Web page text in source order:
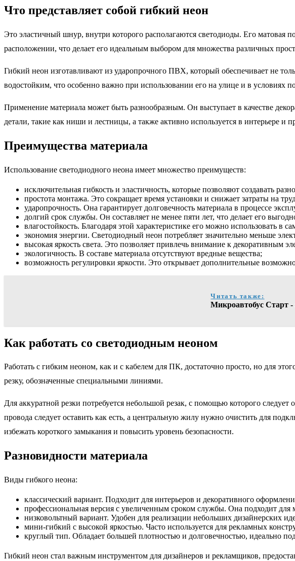
Что представляет собой гибкий неон
Это эластичный шнур, внутри которого располагаются светодиоды. Его матовая
расположении, что делает его идеальным выбором для множества различных
Гибкий неон изготавливают из ударопрочного ПВХ, который обеспечивает не
водостойким, что особенно важно при использовании его на улице и в условиях
Применение материала может быть разнообразным. Он выступает в качестве
детали, такие как ниши и лестницы, а также активно используется в интерьере и
Преимущества материала
Использование светодиодного неона имеет множество преимуществ:
исключительная гибкость и эластичность, которые позволяют создавать
простота монтажа. Это сокращает время установки и снижает затраты на
ударопрочность. Она гарантирует долговечность материала в процессе
долгий срок службы. Он составляет не менее пяти лет, что делает его
влагостойкость. Благодаря этой характеристике его можно использовать в
экономия энергии. Светодиодный неон потребляет значительно меньше
высокая яркость света. Это позволяет привлечь внимание к декоративным
экологичность. В составе материала отсутствуют вредные вещества;
возможность регулировки яркости. Это открывает дополнительные
Читать также:
Микроавтобус Старт -
Как работать со светодиодным неоном
Работать с гибким неоном, как и с кабелем для ПК, достаточно просто, но для
резку, обозначенные специальными линиями.
Для аккуратной резки потребуется небольшой резак, с помощью которого
провода следует оставить как есть, а центральную жилу нужно очистить для
избежать короткого замыкания и повысить уровень безопасности.
Разновидности материала
Виды гибкого неона:
классический вариант. Подходит для интерьеров и декоративного
профессиональная версия с увеличенным сроком службы. Она подходит
низковольтный вариант. Удобен для реализации небольших дизайнерских
мини-гибкий с высокой яркостью. Часто используется для рекламных
круглый тип. Обладает большей плотностью и долговечностью, идеально
Гибкий неон стал важным инструментом для дизайнеров и рекламщиков,